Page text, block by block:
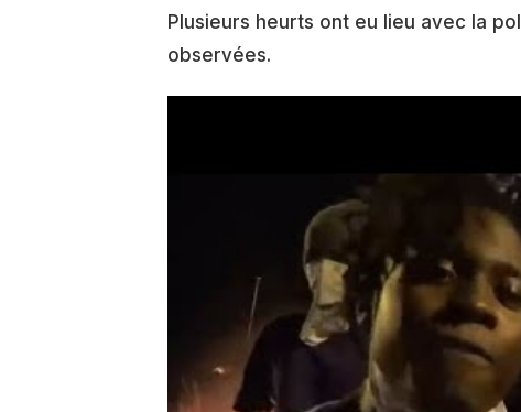
Plusieurs heurts ont eu lieu avec la
observées.